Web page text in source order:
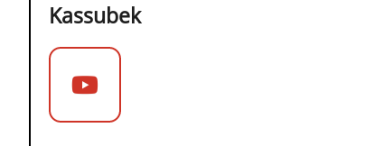
Kassubek